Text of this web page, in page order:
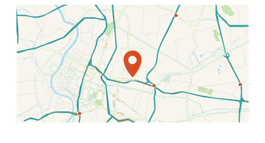
الموقع عل الخريطة